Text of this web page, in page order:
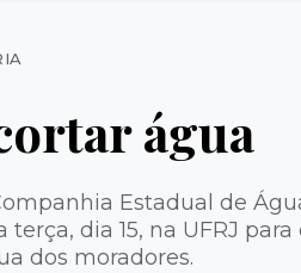
água
Estadual de
dia 15, na UFRJ para
dos moradores.